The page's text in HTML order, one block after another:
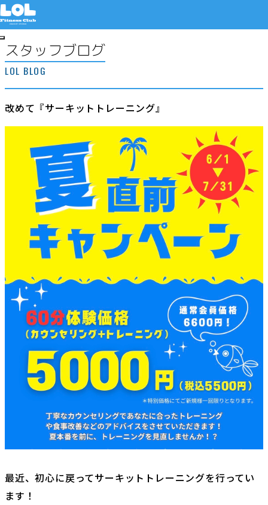
無料体験申し込み
プラン
ご利用者様の声
はじめての方へ
Studio LOLについて
料金について
マシンについて
スタッフブログ
スタッフの紹介
よくある質問
お問い合わせ
プライバシーポリシー
スタッフブログ
LOL BLOG
改めて『サーキットトレーニング』
最近、初心に戻ってサーキットトレーニングを行ってい
ます！